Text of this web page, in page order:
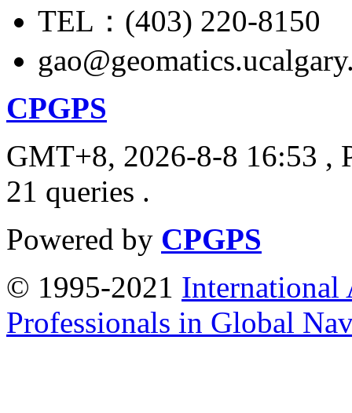
TEL：(403) 220-8150
CPGPS
GMT+8, 2026-8-8 16:53 ,
21 queries .
Powered by CPGPS
© 1995-2021 International
Professionals in Global